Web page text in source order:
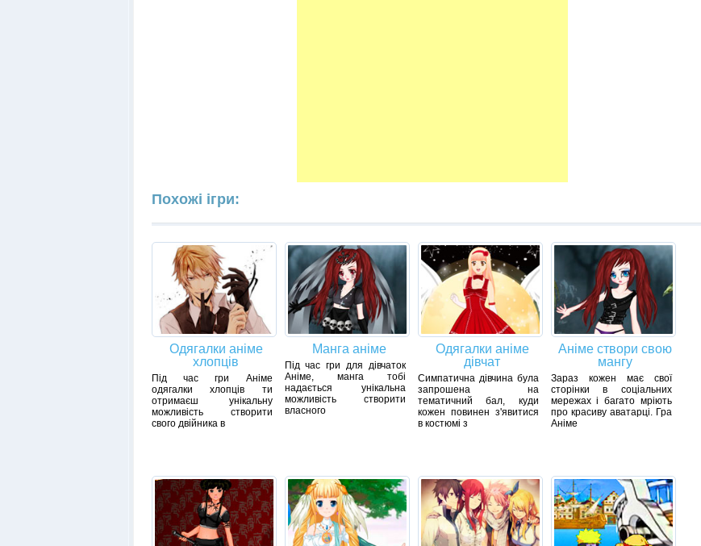
Похожі ігри:
Одягалки аніме
хлопців
Під час гри Аніме
одягалки хлопців ти
отримаєш унікальну
можливість створити
свого двійника в
Манга аніме
Під час гри для дівчаток
Аніме, манга тобі
надається унікальна
можливість створити
власного
Одягалки аніме
дівчат
Симпатична дівчина була
запрошена на
тематичний бал, куди
кожен повинен з'явитися
в костюмі з
Аніме створи свою
мангу
Зараз кожен має свої
сторінки в соціальних
мережах і багато мріють
про красиву аватарці. Гра
Аніме